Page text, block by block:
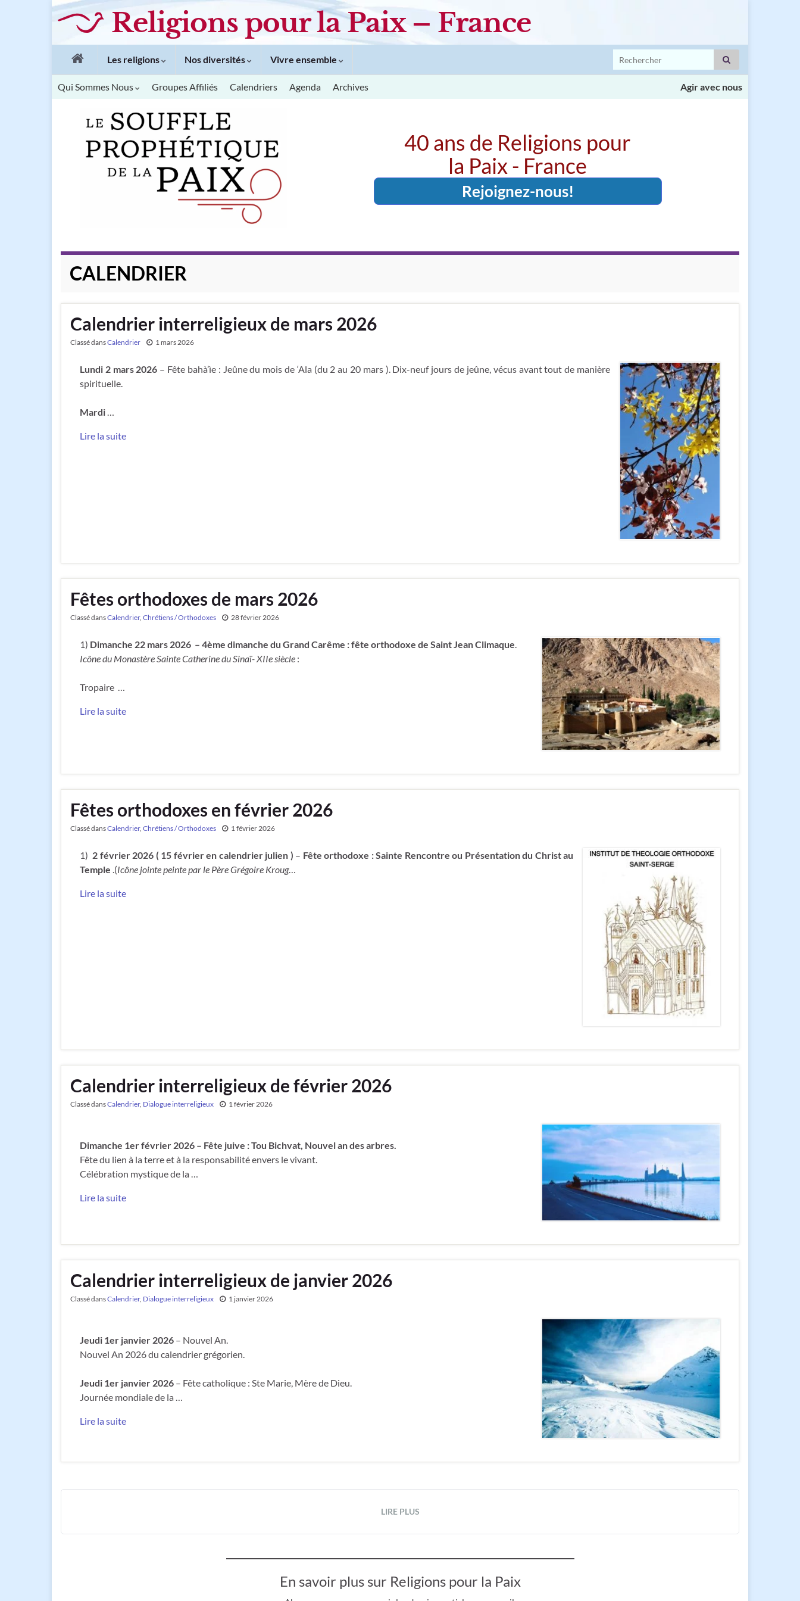
Religions pour la Paix – France
Les religions Nos diversités Vivre ensemble Search for:
Qui Sommes Nous Groupes Affiliés Calendriers Agenda Archives Agir avec nous
40 ans de Religions pour
la Paix - France
Rejoignez-nous!
CALENDRIER
Calendrier interreligieux de mars 2026
Classé dansCalendrier 1 mars 2026
Lundi 2 mars 2026 – Fête bahà’ìe : Jeûne du mois de ‘Ala (du 2 au 20 mars ). Dix-neuf jours de jeûne, vécus avant tout de manière
spirituelle.
Mardi
Lire la suite
Fêtes orthodoxes de mars 2026
Classé dansCalendrier, Chrétiens / Orthodoxes 28 février 2026
1) Dimanche 22 mars 2026 – 4ème dimanche du Grand Carême : fête orthodoxe de Saint Jean Climaque.
Icône du Monastère Sainte Catherine du Sinaï- XIIe siècle :
Tropaire …
Lire la suite
Fêtes orthodoxes en février 2026
Classé dansCalendrier, Chrétiens / Orthodoxes 1 février 2026
1) 2 février 2026 ( 15 février en calendrier julien ) – Fête orthodoxe : Sainte Rencontre ou Présentation du Christ au
Temple .(Icône jointe peinte par le Père Grégoire Kroug…
Lire la suite
Calendrier interreligieux de février 2026
Classé dansCalendrier, Dialogue interreligieux 1 février 2026
Dimanche 1er février 2026 – Fête juive : Tou Bichvat, Nouvel an des arbres.
Fête du lien à la terre et à la responsabilité envers le vivant.
Célébration mystique de la …
Lire la suite
Calendrier interreligieux de janvier 2026
Classé dansCalendrier, Dialogue interreligieux 1 janvier 2026
Jeudi 1er janvier 2026 – Nouvel An.
Nouvel An 2026 du calendrier grégorien.
Jeudi 1er janvier 2026 – Fête catholique : Ste Marie, Mère de Dieu.
Journée mondiale de la …
Lire la suite
LIRE PLUS
En savoir plus sur Religions pour la Paix